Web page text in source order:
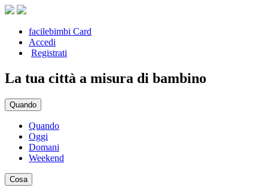
facilebimbi Card
Accedi
Registrati
La tua città a misura di bambino
Quando
Quando
Oggi
Domani
Weekend
Cosa